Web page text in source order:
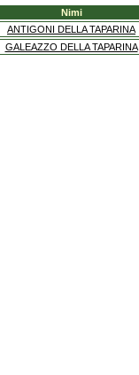
Nimi
ANTIGONI DELLA TAPARINA
GALEAZZO DELLA TAPARINA